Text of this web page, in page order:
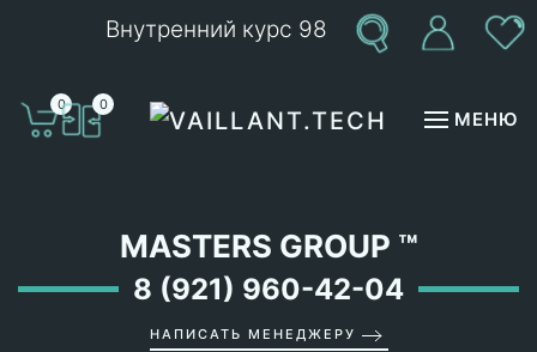
Внутренний курс 98
0 0
МЕНЮ
MASTERS GROUP ™
8 (921) 960-42-04
НАПИСАТЬ МЕНЕДЖЕРУ